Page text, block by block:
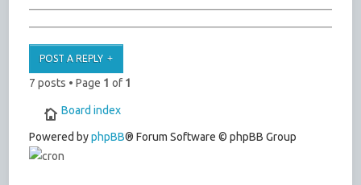
POST A REPLY
7 posts • Page 1 of 1
Board index
Powered byphpBB® Forum Software © phpBB Group